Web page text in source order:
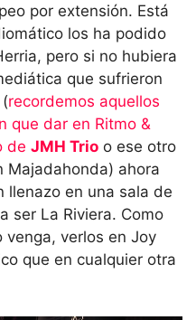
por extensión. Está
los ha podido
pero si no hubiera
que sufrieron
recordemos aquellos
que dar en Ritmo &
de JMH Trio o ese otro
Majadahonda) ahora
llenazo en una sala de
ser La Riviera. Como
venga, verlos en Joy
que en cualquier otra